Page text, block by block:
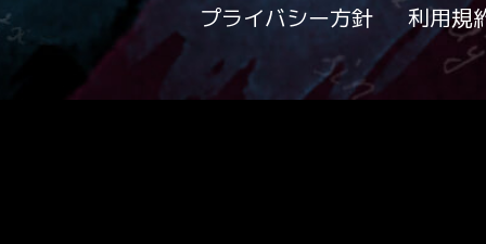
プライバシー方針 利用規